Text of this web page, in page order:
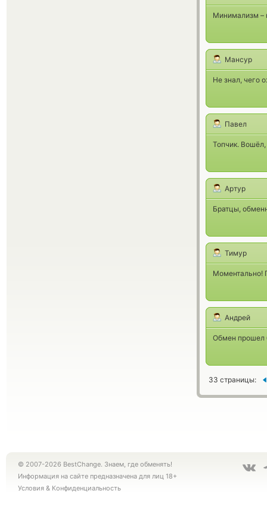
Минимализм –
Мансур
Не знал, чего
Павел
Топчик. Вошёл,
Артур
Братцы,
Тимур
Моментально!
Андрей
Обмен прошел
33 страницы:
© 2007-2026 BestChange. Знаем, где обменять!
Информация на сайте предназначена для лиц 18+
Условия & Конфиденциальность